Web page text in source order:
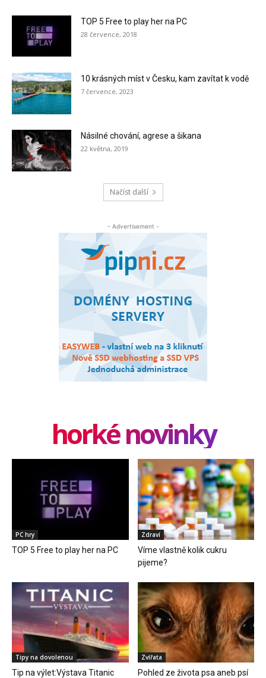
TOP 5 Free to play her na PC
28 července, 2018
10 krásných míst v Česku, kam zavítat k vodě
7 července, 2023
Násilné chování, agrese a šikana
22 května, 2019
Načíst další
- Advertisement -
horké novinky
PC hry
TOP 5 Free to play her na PC
Zdraví
Víme vlastně kolik cukru
pijeme?
Tipy na dovolenou
Tip na výlet:Výstava Titanic
Zvířata
Pohled ze života psa aneb psí